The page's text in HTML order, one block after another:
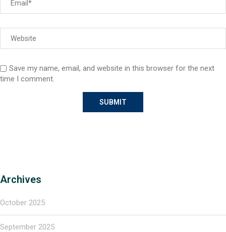
Save my name, email, and website in this browser for the next
time I comment.
Archives
October 2025
September 2025